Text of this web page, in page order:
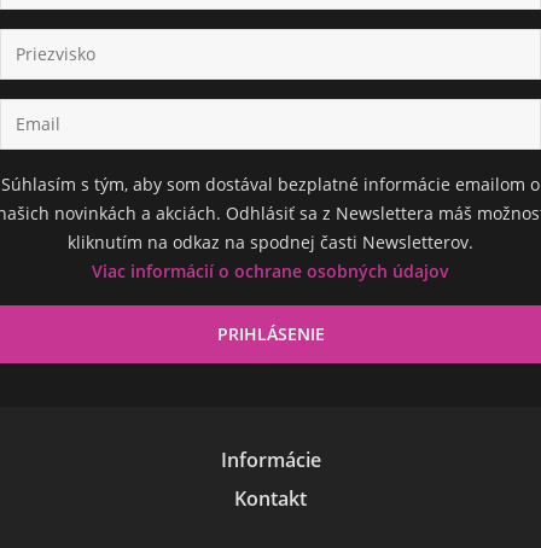
Súhlasím s tým, aby som dostával bezplatné informácie emailom o
novinkách a akciách. Odhlásiť sa z Newslettera máš
kliknutím na odkaz na spodnej časti Newsletterov.
Viac informácií o ochrane osobných údajov
Informácie
Kontakt